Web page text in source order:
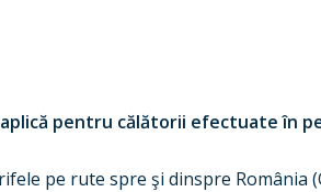
pentru călătorii efectuate în
pe rute spre şi dinspre